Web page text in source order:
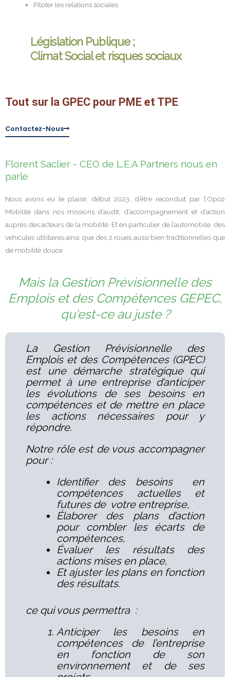
Piloter les relations sociales
Législation Publique ;
Climat Social et risques sociaux
Tout sur la GPEC pour PME et TPE
Contactez-Nous
Florent Saclier - CEO de L.E.A Partners nous en
parle
Nous avons eu le plaisir, début 2023, d’être reconduit par l’Opco
Mobilité dans nos missions d’audit, d’accompagnement et d’action
auprès des acteurs de la mobilité. Et en particulier de l’automobile ,des
véhicules utilitaires ainsi que des 2 roues aussi bien traditionnelles que
de mobilité douce
Mais la Gestion Prévisionnelle des
Emplois et des Compétences GEPEC,
qu'est-ce au juste ?
La Gestion Prévisionnelle des
Emplois et des Compétences (GPEC)
est une démarche stratégique qui
permet à une entreprise d’anticiper
les évolutions de ses besoins en
compétences et de mettre en place
les actions nécessaires pour y
répondre.
Notre rôle est de vous accompagner
pour :
Identifier des besoins en
compétences actuelles et
futures de votre entreprise,
Élaborer des plans d’action
pour combler les écarts de
compétences,
Évaluer les résultats des
actions mises en place,
Et ajuster les plans en fonction
des résultats.
ce qui vous permettra :
Anticiper les besoins en
compétences de l’entreprise
en fonction de son
environnement et de ses